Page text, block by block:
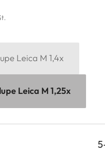
Leica M 1,4x
Leica M 1,25x